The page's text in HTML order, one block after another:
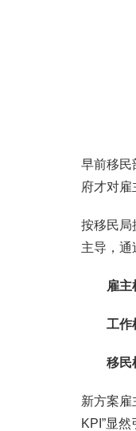
早前移民
府才对
按移民局
主导，通
雇主检
工作检
移民检
新方案雇
KPI”显